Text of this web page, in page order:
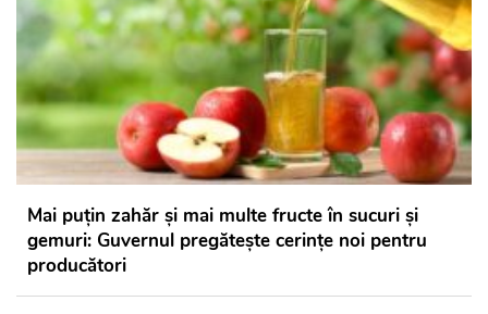
Mai puțin zahăr și mai multe fructe în sucuri și
gemuri: Guvernul pregătește cerințe noi pentru
producători